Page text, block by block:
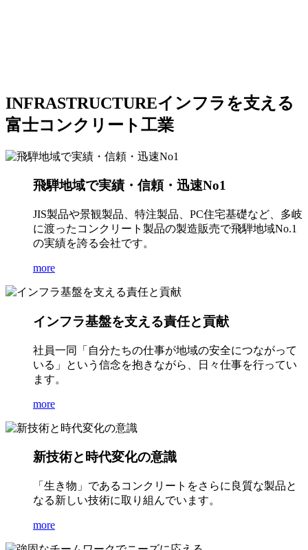
INFRASTRUCTUREインフラを支える
富士コンクリート工業
飛騨地域で実績・信頼・迅速No1
JIS製品や景観製品、特注製品、PC住宅基礎など、多岐
に渡ったコンクリート製品の製造販売で飛騨地域No.1
の実績を誇る会社です。
more
インフラ基盤を支える責任と貢献
社員一同「自分たちの仕事が地域の安全につながって
いる」という信念を抱きながら、日々仕事を行ってい
ます。
more
新技術と時代変化の意識
「生き物」であるコンクリートをさらに良質な製品と
なる新しい技術に取り組んでいます。
more